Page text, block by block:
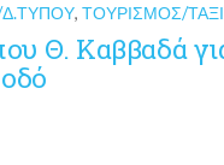
Δ.ΤΎΠΟΥ,ΤΟΥΡΙΣΜΌΣ/
Θ. Καββαδά